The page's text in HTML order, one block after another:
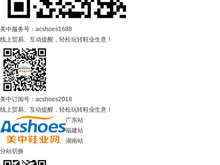
美中服务号：acshoes1688
线上贸易、互动提醒，轻松玩转鞋业生意！
美中订阅号：acshoes2018
线上贸易、互动提醒，轻松玩转鞋业生意！
广东站
福建站
湖南站
分站切换